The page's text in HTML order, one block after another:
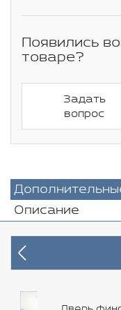
Появились
товаре?
Задать
вопрос
Описание